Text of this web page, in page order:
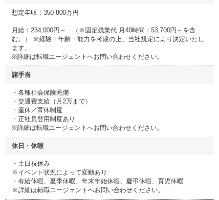
想定年収：350-800万円
月給：234,000円～ （※固定残業代 月40時間：53,700円～を含
む。） ※経験・年齢・能力を考慮の上、当社規定により決定いたし
ます。
※詳細は転職エージェントへお問い合わせください。
諸手当
・各種社会保険完備
・交通費支給（月2万まで）
・産休／育休制度
・正社員登用制度あり
※詳細は転職エージェントへお問い合わせください。
休日・休暇
・土日祝休み
※イベント状況によって変動あり
・有給休暇、夏季休暇、年末年始休暇、慶弔休暇、育児休暇
※詳細は転職エージェントへお問い合わせください。